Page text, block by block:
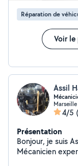
Réparation de
Voir
Assil
4/5
Présentation
Bonjour, je suis
Mécanicien